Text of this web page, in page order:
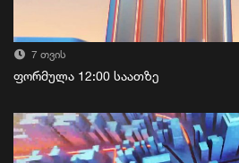
7 თვის
ფორმულა 12:00 საათზე